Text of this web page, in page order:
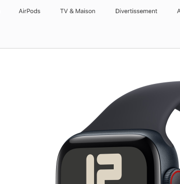
AirPods TV & Maison Divertissements